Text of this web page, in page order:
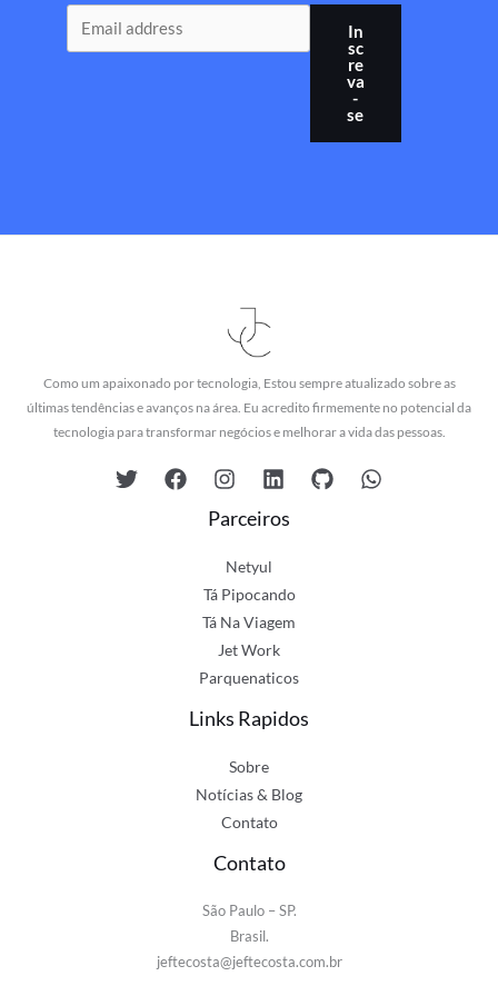
In
sc
re
va
-
se
Como um apaixonado por tecnologia, Estou sempre atualizado sobre as
últimas tendências e avanços na área. Eu acredito firmemente no potencial da
tecnologia para transformar negócios e melhorar a vida das pessoas.
Parceiros
Netyul
Tá Pipocando
Tá Na Viagem
Jet Work
Parquenaticos
Links Rapidos
Sobre
Notícias & Blog
Contato
Contato
São Paulo – SP.
Brasil.
jeftecosta@jeftecosta.com.br